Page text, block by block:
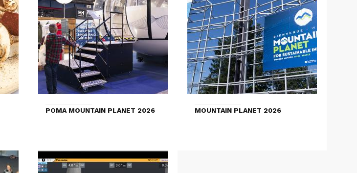
POMA MOUNTAIN PLANET 2026 MOUNTAIN PLANET 2026